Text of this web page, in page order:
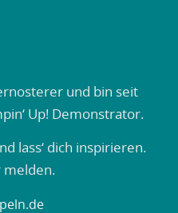
und bin seit
Up! Demonstrator.
lass‘ dich inspirieren.
melden.